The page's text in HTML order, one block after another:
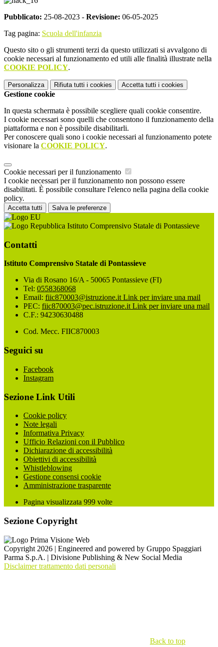
Pubblicato: 25-08-2023 - Revisione: 06-05-2025
Tag pagina: Scuola dell'infanzia
Questo sito o gli strumenti terzi da questo utilizzati si avvalgono di
cookie necessari al funzionamento ed utili alle finalità illustrate nella
COOKIE POLICY.
Personalizza Rifiuta tutti i cookies Accetta tutti i cookies
Gestione cookie
In questa schermata è possibile scegliere quali cookie consentire.
I cookie necessari sono quelli che consentono il funzionamento della
piattaforma e non è possibile disabilitarli.
Per conoscere quali sono i cookie necessari al funzionamento potete
visionare la COOKIE POLICY.
Cookie necessari per il funzionamento
I cookie necessari per il funzionamento non possono essere
disabilitati. È possibile consultare l'elenco nella pagina della cookie
policy.
Accetta tutti Salva le preferenze
Istituto Comprensivo Statale di Pontassieve
Contatti
Istituto Comprensivo Statale di Pontassieve
Via di Rosano 16/A - 50065 Pontassieve (FI)
Tel: 0558368068
Email: fiic870003@istruzione.it Link per inviare una mail
PEC: fiic870003@pec.istruzione.it Link per inviare una mail
C.F.: 94230630488
Cod. Mecc. FIIC870003
Seguici su
Facebook
Instagram
Sezione Link Utili
Cookie policy
Note legali
Informativa Privacy
Ufficio Relazioni con il Pubblico
Dichiarazione di accessibilità
Obiettivi di accessibilità
Whistleblowing
Gestione consensi cookie
Amministrazione trasparente
Pagina visualizzata 999 volte
Sezione Copyright
Copyright 2026 | Engineered and powered by Gruppo Spaggiari
Parma S.p.A. | Divisione Publishing & New Social Media
Disclaimer trattamento dati personali
Back to top